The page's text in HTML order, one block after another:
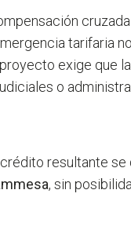
tarifaria
exige que
o
resultante
, sin